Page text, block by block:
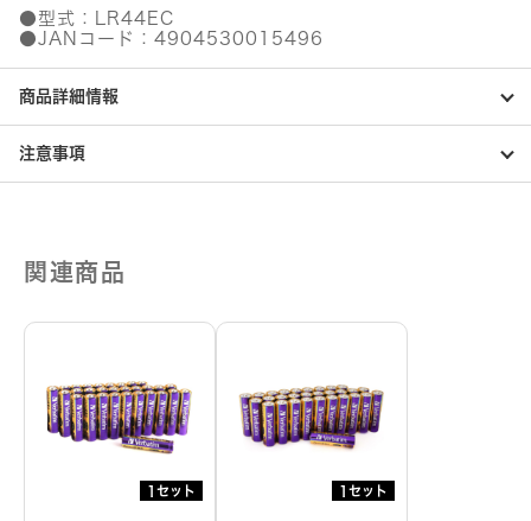
ン
電
●型式：LR44EC
●JANコード：4904530015496
商品詳細情報
注意事項
関連商品
1セット 1セット